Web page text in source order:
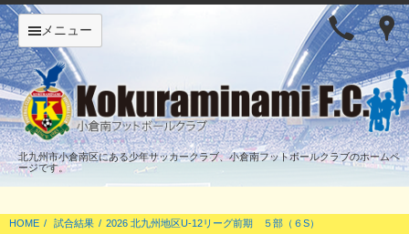
メニュー
北九州市小倉南区にある少年サッカークラブ、小倉南フットボールクラブのホームペ
ージです。
HOME 試合結果 2026 北九州地区U‐12リーグ前期 ５部（６S）